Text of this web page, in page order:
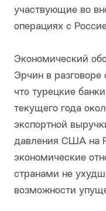
участвующие во
операциях с
Экономический
Эрчин в
что турецкие
текущего года
экспортной
давления США на
экономические
странами не
возможности